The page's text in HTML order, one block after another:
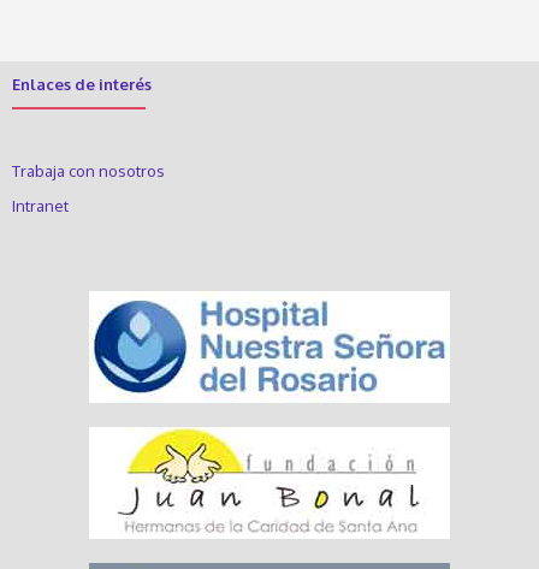
Enlaces de interés
Trabaja con nosotros
Intranet